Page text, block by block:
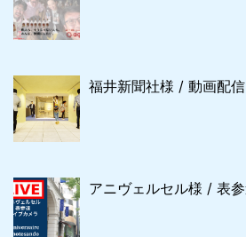
福井新聞社様 / 動画配
アニヴェルセル様 / 表